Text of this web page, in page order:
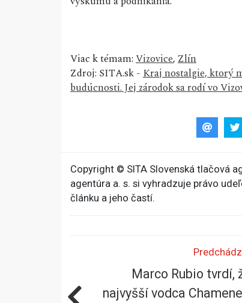
Viac k témam:Vizovice,Zlín
Zdroj: SITA.sk -Kraj nostalgie, ktorý
budúcnosti. Jej zárodok sa rodí vo
Copyright © SITA Slovenská tlačová
agentúra a. s. si vyhradzuje právo
článku a jeho častí.
Marco Rubio tvrdí,
najvyšší vodca